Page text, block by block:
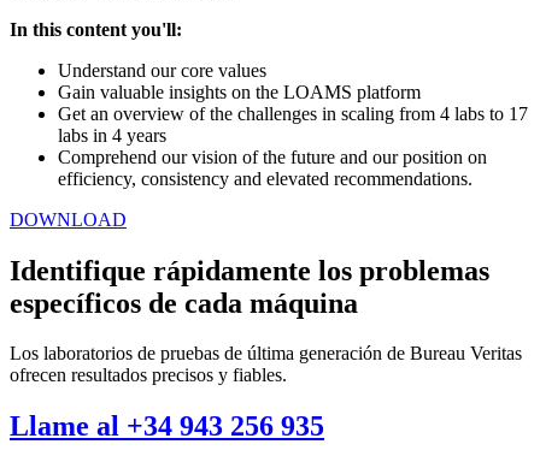
In this content you'll:
Understand our core values
Gain valuable insights on the LOAMS platform
Get an overview of the challenges in scaling from 4 labs to 17
labs in 4 years
Comprehend our vision of the future and our position on
efficiency, consistency and elevated recommendations.
DOWNLOAD
Identifique rápidamente los problemas
específicos de cada máquina
Los laboratorios de pruebas de última generación de Bureau Veritas
ofrecen resultados precisos y fiables.
Llame al +34 943 256 935